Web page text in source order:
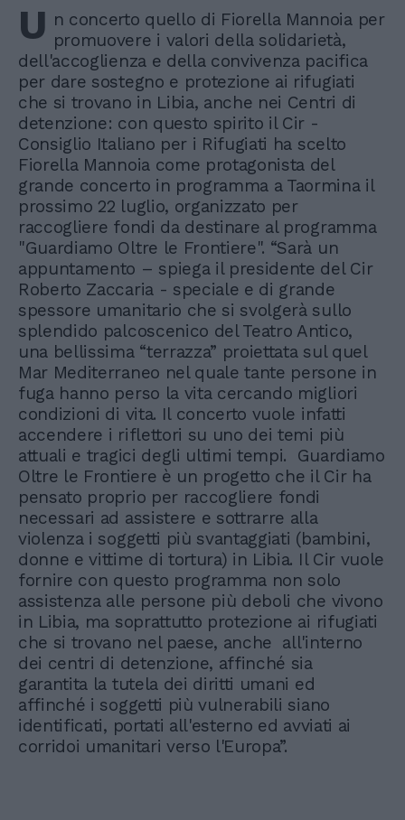
U n concerto quello di Fiorella Mannoia per
promuovere i valori della solidarietà,
dell'accoglienza e della convivenza pacifica
per dare sostegno e protezione ai rifugiati
che si trovano in Libia, anche nei Centri di
detenzione: con questo spirito il Cir -
Consiglio Italiano per i Rifugiati ha scelto
Fiorella Mannoia come protagonista del
grande concerto in programma a Taormina il
prossimo 22 luglio, organizzato per
raccogliere fondi da destinare al programma
"Guardiamo Oltre le Frontiere". “Sarà un
appuntamento – spiega il presidente del Cir
Roberto Zaccaria - speciale e di grande
spessore umanitario che si svolgerà sullo
splendido palcoscenico del Teatro Antico,
una bellissima “terrazza” proiettata sul quel
Mar Mediterraneo nel quale tante persone in
fuga hanno perso la vita cercando migliori
condizioni di vita. Il concerto vuole infatti
accendere i riflettori su uno dei temi più
attuali e tragici degli ultimi tempi. Guardiamo
Oltre le Frontiere è un progetto che il Cir ha
pensato proprio per raccogliere fondi
necessari ad assistere e sottrarre alla
violenza i soggetti più svantaggiati (bambini,
donne e vittime di tortura) in Libia. Il Cir vuole
fornire con questo programma non solo
assistenza alle persone più deboli che vivono
in Libia, ma soprattutto protezione ai rifugiati
che si trovano nel paese, anche all'interno
dei centri di detenzione, affinché sia
garantita la tutela dei diritti umani ed
affinché i soggetti più vulnerabili siano
identificati, portati all'esterno ed avviati ai
corridoi umanitari verso l'Europa”.